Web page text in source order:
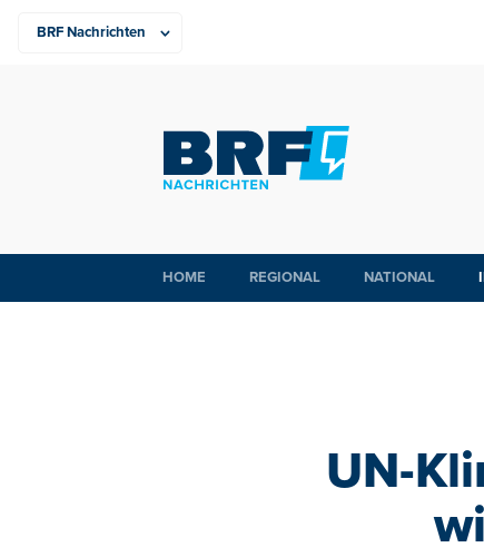
HOME REGIONAL NATIONAL
UN-